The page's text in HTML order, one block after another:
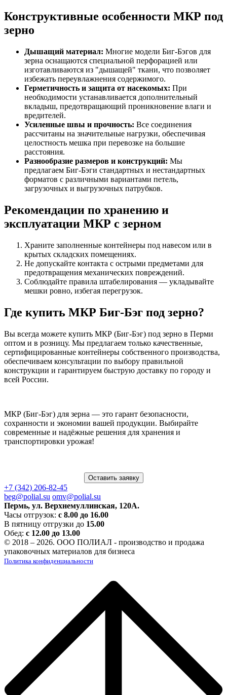
Конструктивные особенности МКР под
зерно
Дышащий материал: Многие модели Биг-Бэгов для
зерна оснащаются специальной перфорацией или
изготавливаются из "дышащей" ткани, что позволяет
избежать переувлажнения содержимого.
Герметичность и защита от насекомых: При
необходимости устанавливается дополнительный
вкладыш, предотвращающий проникновение влаги и
вредителей.
Усиленные швы и прочность: Все соединения
рассчитаны на значительные нагрузки, обеспечивая
целостность мешка при перевозке на большие
расстояния.
Разнообразие размеров и конструкций: Мы
предлагаем Биг-Бэги стандартных и нестандартных
форматов с различными вариантами петель,
загрузочных и выгрузочных патрубков.
Рекомендации по хранению и
эксплуатации МКР с зерном
Храните заполненные контейнеры под навесом или в
крытых складских помещениях.
Не допускайте контакта с острыми предметами для
предотвращения механических повреждений.
Соблюдайте правила штабелирования — укладывайте
мешки ровно, избегая перегрузок.
Где купить МКР Биг-Бэг под зерно?
Вы всегда можете купить МКР (Биг-Бэг) под зерно в Перми
оптом и в розницу. Мы предлагаем только качественные,
сертифицированные контейнеры собственного производства,
обеспечиваем консультации по выбору правильной
конструкции и гарантируем быструю доставку по городу и
всей России.
МКР (Биг-Бэг) для зерна — это гарант безопасности,
сохранности и экономии вашей продукции. Выбирайте
современные и надёжные решения для хранения и
транспортировки урожая!
Оставить заявку
+7 (342) 206-82-45
beg@polial.su omv@polial.su
Пермь, ул. Верхнемуллинская, 120А.
Часы отгрузок: с 8.00 до 16.00
В пятницу отгрузки до 15.00
Обед: с 12.00 до 13.00
© 2018 – 2026. ООО ПОЛИАЛ - производство и продажа
упаковочных материалов для бизнеса
Политика конфиденциальности